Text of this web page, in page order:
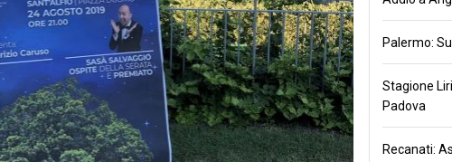
Palermo:
Stagione
Padova
Recanati: